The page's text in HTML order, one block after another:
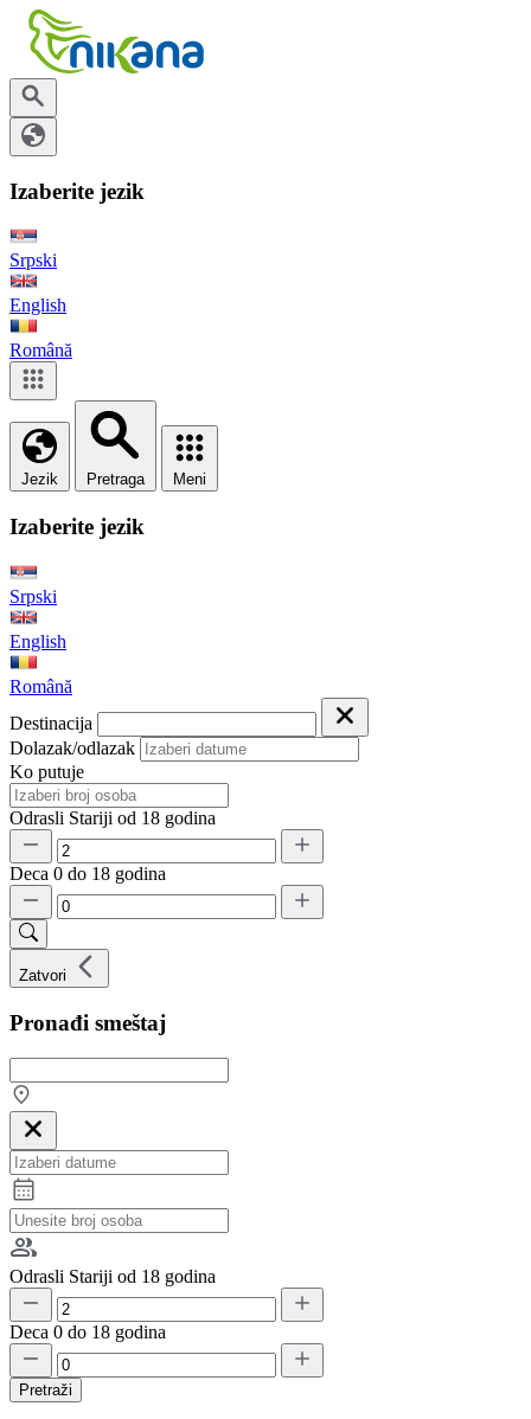
Izaberite jezik
Srpski
English
Română
Jezik Pretraga Meni
Izaberite jezik
Srpski
English
Română
Destinacija
Dolazak/odlazak
Ko putuje
Odrasli Stariji od 18 godina
Deca 0 do 18 godina
Zatvori
Pronađi smeštaj
Odrasli Stariji od 18 godina
Deca 0 do 18 godina
Pretraži